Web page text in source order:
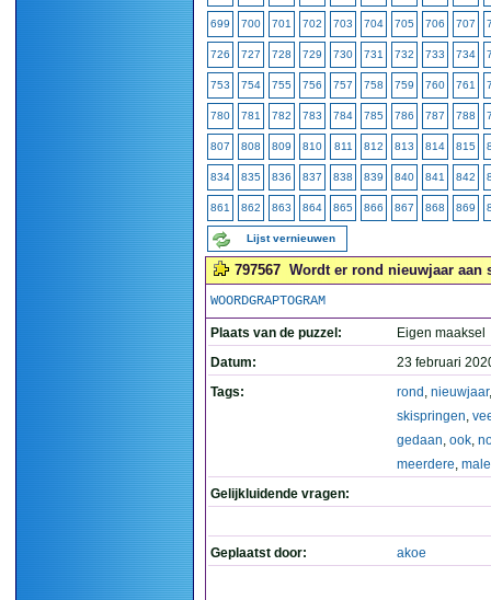
699 700 701 702 703 704 705 706 707
726 727 728 729 730 731 732 733 734
753 754 755 756 757 758 759 760 761
780 781 782 783 784 785 786 787 788
807 808 809 810 811 812 813 814 815
834 835 836 837 838 839 840 841 842
861 862 863 864 865 866 867 868 869
Lijst vernieuwen
797567 Wordt er rond nieuwjaar aan
WOORDGRAPTOGRAM
Plaats van de puzzel:
Eigen maaksel
Datum:
23 februari
Tags:
rond , nieuwjaar,
skispringen,
gedaan, ook,
meerdere,
Gelijkluidende vragen:
Geplaatst door: akoe